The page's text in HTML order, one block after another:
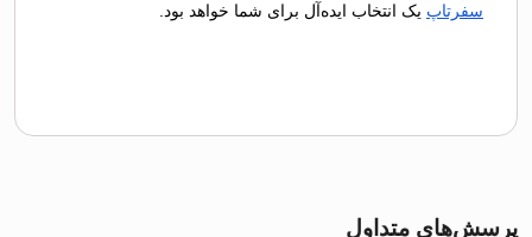
سفرتاپ یک انتخاب ایده‌آل برای شما خواهد بود.
پرسش‌های متداول